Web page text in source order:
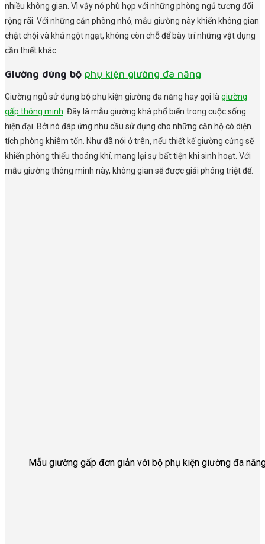
nhiều không gian. Vì vậy nó phù hợp với những phòng ngủ tương đối
rộng rãi. Với những căn phòng nhỏ, mẫu giường này khiến không gian
chật chội và khá ngột ngạt, không còn chỗ để bày trí những vật dụng
cần thiết khác.
Giường dùng bộ phụ kiện giường đa năng
Giường ngủ sử dụng bộ phụ kiện giường đa năng hay gọi là giường
gấp thông minh . Đây là mẫu giường khá phổ biến trong cuộc sống
hiện đại. Bởi nó đáp ứng nhu cầu sử dụng cho những căn hộ có diện
tích phòng khiêm tốn. Như đã nói ở trên, nếu thiết kế giường cứng sẽ
khiến phòng thiếu thoáng khí, mang lại sự bất tiện khi sinh hoạt. Với
mẫu giường thông minh này, không gian sẽ được giải phóng triệt để.
Mẫu giường gấp đơn giản với bộ phụ kiện giường đa